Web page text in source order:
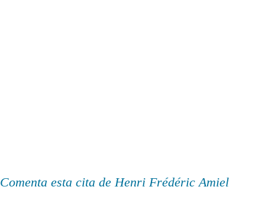
Comenta esta cita de Henri Frédéric Amiel